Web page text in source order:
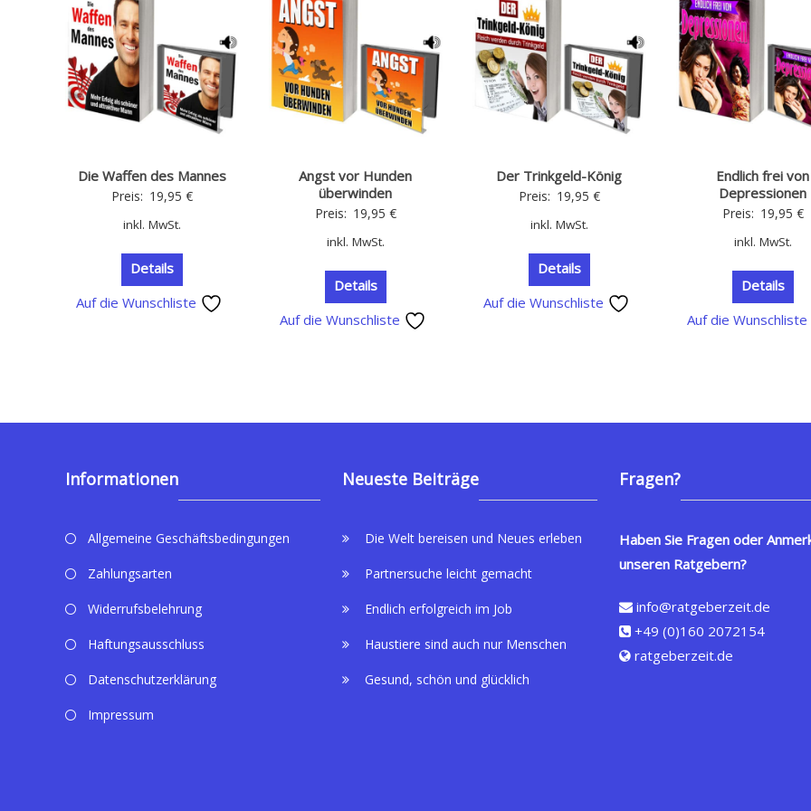
Die Waffen des Mannes
Preis: 19,95 €
inkl. MwSt.
Details
Auf die Wunschliste
Angst vor Hunden
überwinden
Preis: 19,95 €
inkl. MwSt.
Details
Auf die Wunschliste
Der Trinkgeld-König
Preis: 19,95 €
inkl. MwSt.
Details
Auf die Wunschliste
Endlich frei von
Depressionen
Preis: 19,95 €
inkl. MwSt.
Details
Auf die Wunschliste
Informationen
Allgemeine Geschäftsbedingungen
Zahlungsarten
Widerrufsbelehrung
Haftungsausschluss
Datenschutzerklärung
Impressum
Neueste Beiträge
Die Welt bereisen und Neues erleben
Partnersuche leicht gemacht
Endlich erfolgreich im Job
Haustiere sind auch nur Menschen
Gesund, schön und glücklich
Fragen?
Haben Sie Fragen oder
unseren Ratgebern?
info@ratgeberzeit.de
+49 (0)160 2072154
ratgeberzeit.de